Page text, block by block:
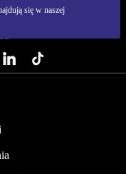
się w naszej